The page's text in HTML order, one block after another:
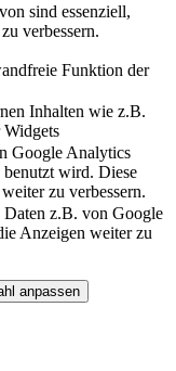
sind essenziell,
verbessern.
Funktion der
Inhalten wie z.B.
Google Analytics
benutzt wird. Diese
zu verbessern.
z.B. von Google
Anzeigen weiter zu
anpassen